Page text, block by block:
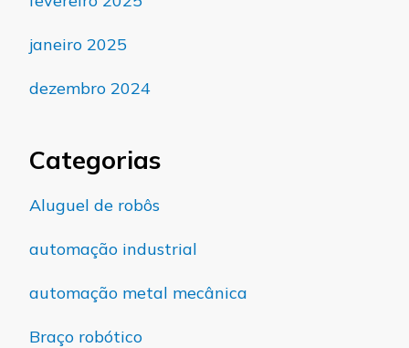
janeiro 2025
dezembro 2024
Categorias
Aluguel de robôs
automação industrial
automação metal mecânica
Braço robótico